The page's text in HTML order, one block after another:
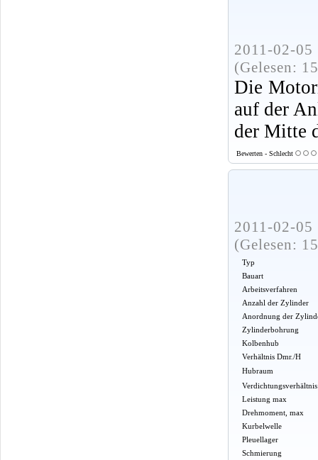
2011-02-
(Gelesen:
Die
auf der
der Mitte
Bewerten - Schlecht
2011-02-
(Gelesen:
Typ
Bauart
Arbeitsverfahren
Anzahl der Zylinder
Anordnung der
Zylinderbohrung
Kolbenhub
Verhältnis Dmr./H
Hubraum
Verdichtungsverhältnis
Leistung max
Drehmoment, max
Kurbelwelle
Pleuellager
Schmierung